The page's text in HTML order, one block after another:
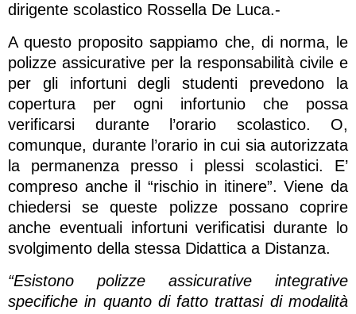
dirigente scolastico Rossella De Luca.-
A questo proposito sappiamo che, di norma, le
polizze assicurative per la responsabilità civile e
per gli infortuni degli studenti prevedono la
copertura per ogni infortunio che possa
verificarsi durante l’orario scolastico. O,
comunque, durante l’orario in cui sia autorizzata
la permanenza presso i plessi scolastici. E’
compreso anche il “rischio in itinere”. Viene da
chiedersi se queste polizze possano coprire
anche eventuali infortuni verificatisi durante lo
svolgimento della stessa Didattica a Distanza.
“Esistono polizze assicurative integrative
specifiche in quanto di fatto trattasi di modalità